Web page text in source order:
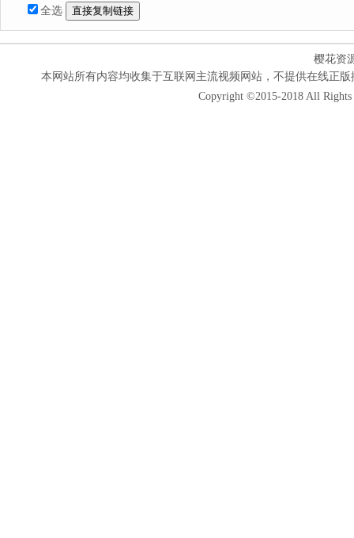
全选
樱花资
本网站所有内容均收集于互联网主流视频网站，不提供在线正
Copyright ©2015-2018 All Rights